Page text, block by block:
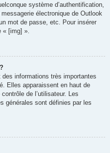
système d’authentification,
électronique de Outlook
mot de passe, etc. Pour insérer
« [img] ».
informations très importantes
Elles apparaissent en haut de
de l’utilisateur. Les
générales sont définies par les